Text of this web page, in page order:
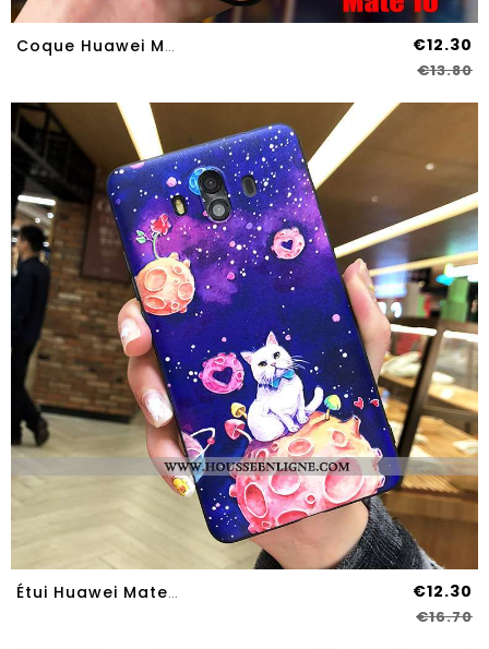
Coque Huawei Mate 10 Charmant Tendance Frais Légère Protection Personnalité Gaufrage Rose €12.30
€13.80
Étui Huawei Mate 10 Silicone Protection Gaufrage Incassable Tout Compris Coque Net Rouge Violet €12.30
€16.70